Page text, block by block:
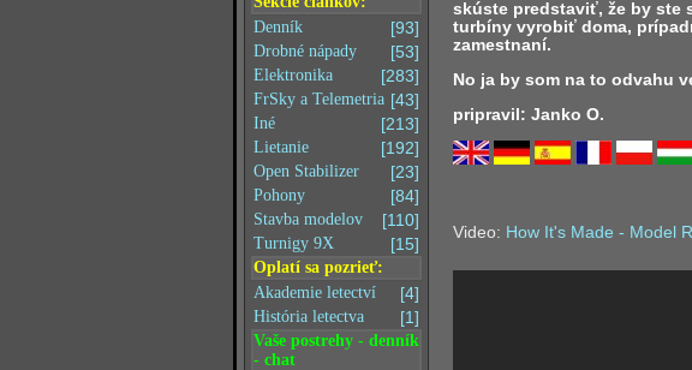
[93]
Denník
[53]
Drobné nápady
[283]
Elektronika
[43]
FrSky a Telemetria
[213]
Iné
[192]
Lietanie
[23]
Open Stabilizer
[84]
Pohony
[110]
Stavba modelov
[15]
Turnigy 9X
Oplatí sa pozrieť:
[4]
Akademie letectví
[1]
História letectva
Vaše postrehy - denník
- chat
skúste predstaviť, že by ste
turbíny vyrobiť doma,
zamestnaní.
No ja by som na to odvahu
pripravil: Janko O.
Video: How It's Made - Model